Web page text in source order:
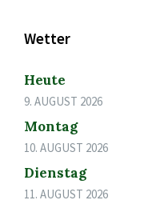
Wetter
Heute
9. AUGUST 2026
Montag
10. AUGUST 2026
Dienstag
11. AUGUST 2026